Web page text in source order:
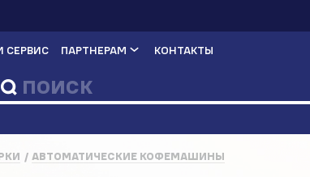
СЕРВИС ПАРТНЕРАМ КОНТАКТЫ
АВТОМАТИЧЕСКИЕ КОФЕМАШИНЫ